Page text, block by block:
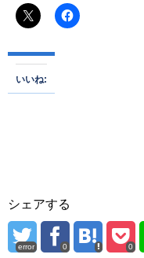
いいね:
シェアする
error 0 0